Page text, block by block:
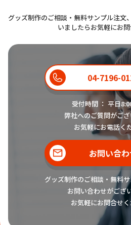
ペンケースはどの
商品でしょうか？
はい。ケイオー
かくもちもち
ザー製ペンケー
く作られた商
自身で写真や
工して販売す
が映えやすい作
グッズ制作のご相談・無料サンプル注文
いましたらお気軽にお
04-7196-
受付時間 ： 平日
弊社へのご質問がご
お気軽にお電話く
お問い合
グッズ制作のご相談・無料
お問い合わせがござ
お気軽にお問合せく